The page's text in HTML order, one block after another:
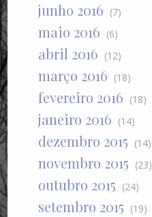
junho 2016 (7)
maio 2016 (6)
abril 2016 (12)
março 2016 (18)
fevereiro 2016 (18)
janeiro 2016 (14)
dezembro 2015 (14)
novembro 2015 (23)
outubro 2015 (24)
setembro 2015 (19)